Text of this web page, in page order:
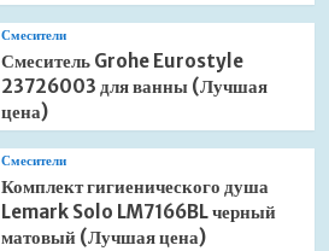
Смесители
Смеситель Grohe Eurostyle
23726003 для ванны (Лучшая
цена)
Смесители
Комплект гигиенического душа
Lemark Solo LM7166BL черный
матовый (Лучшая цена)